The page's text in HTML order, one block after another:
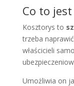
Co to
Kosztorys to
trzeba
właścicieli
Umożliwia on